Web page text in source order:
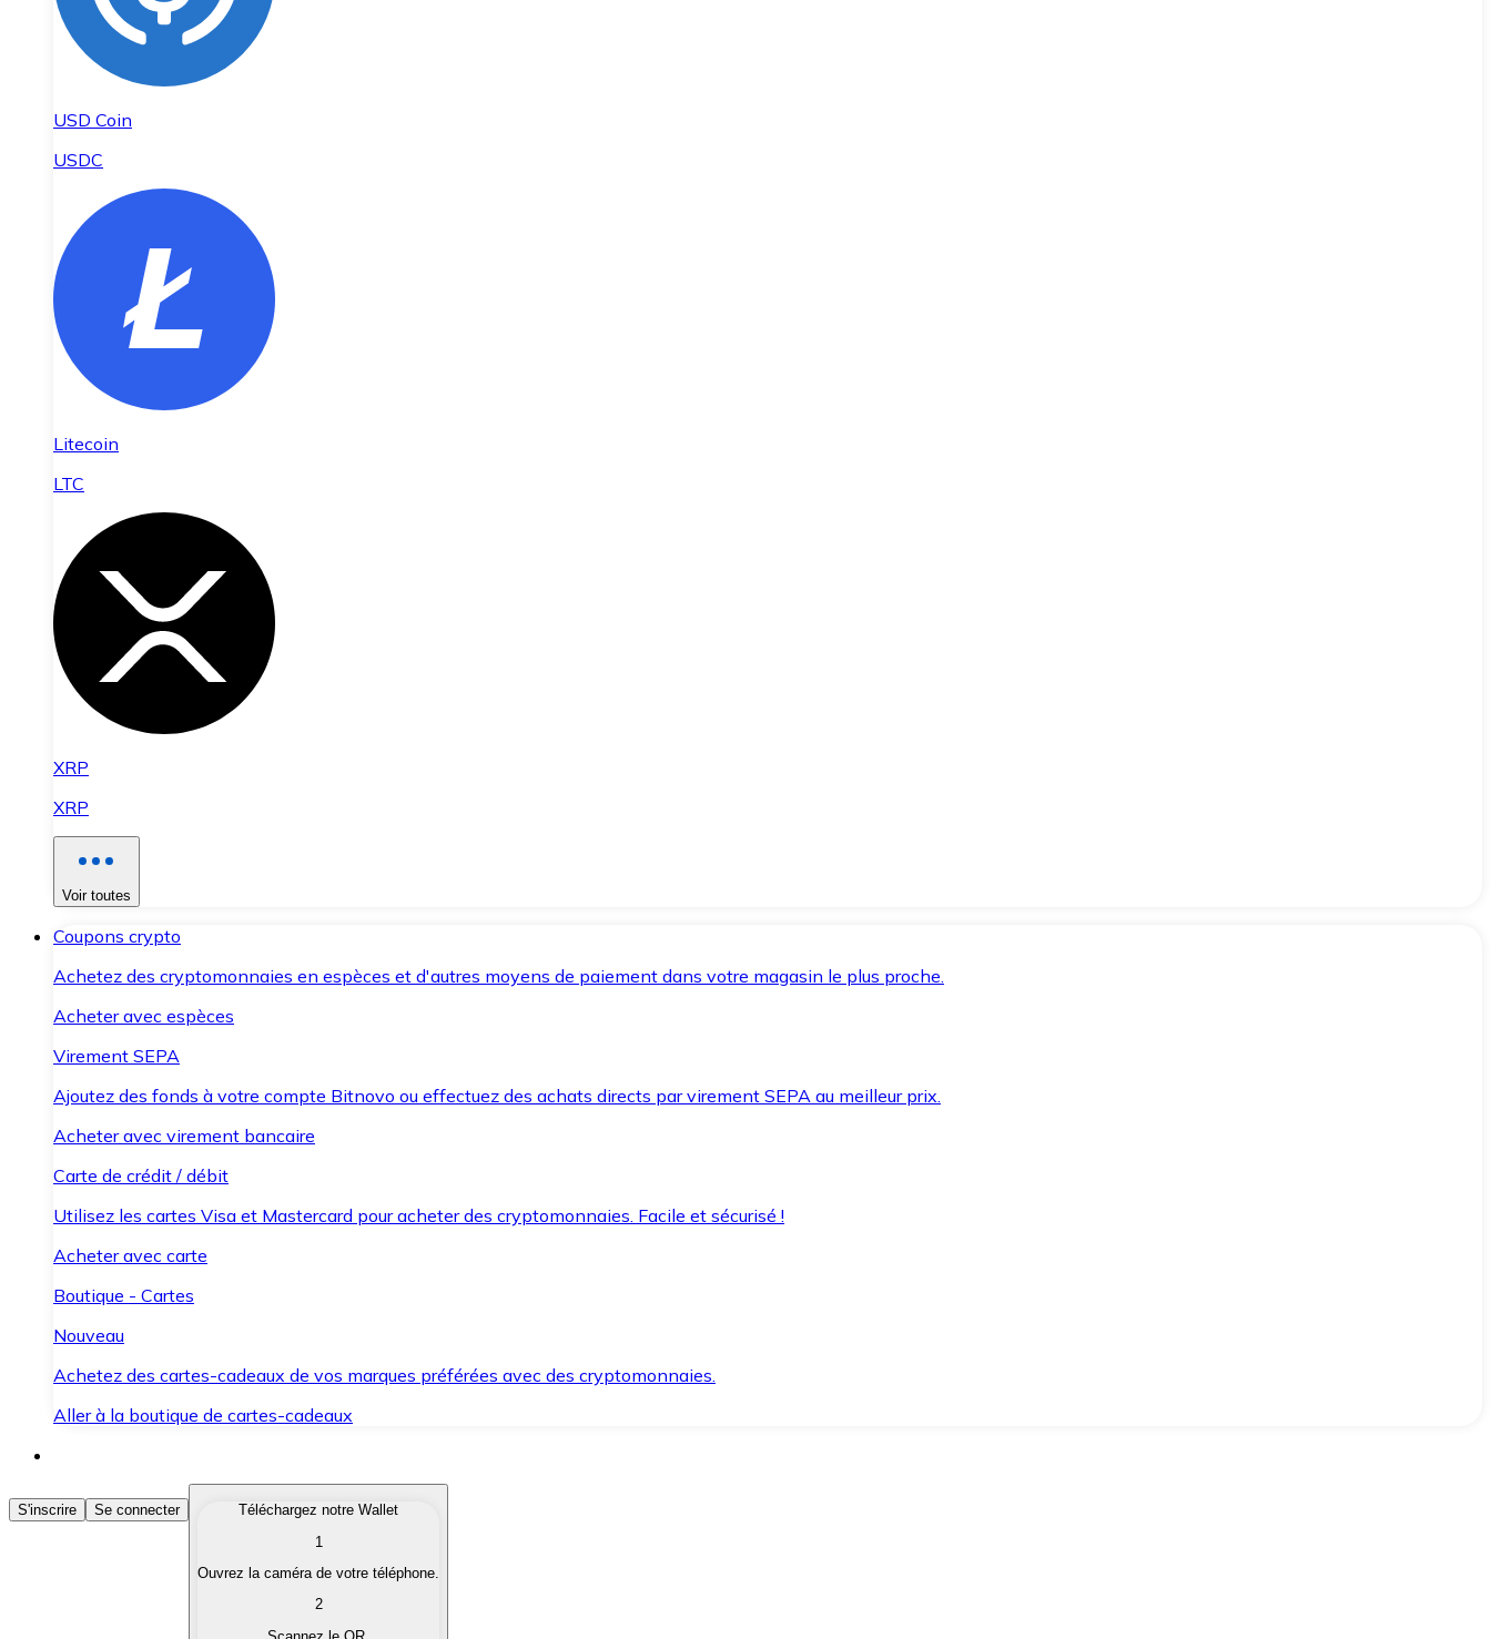
USD Coin
USDC
Litecoin
LTC
XRP
XRP
Voir toutes
Coupons crypto
Achetez des cryptomonnaies en espèces et d'autres moyens de paiement dans votre magasin le plus proche.
Acheter avec espèces
Virement SEPA
Ajoutez des fonds à votre compte Bitnovo ou effectuez des achats directs par virement SEPA au meilleur prix.
Acheter avec virement bancaire
Carte de crédit / débit
Utilisez les cartes Visa et Mastercard pour acheter des cryptomonnaies. Facile et sécurisé !
Acheter avec carte
Boutique - Cartes
Nouveau
Achetez des cartes-cadeaux de vos marques préférées avec des cryptomonnaies.
Aller à la boutique de cartes-cadeaux
Acheter des Cryptomonnaies
Achetez les cryptomonnaies qui vous intéressent rapidement et en toute sécurité.
Convertissez vos cryptomonnaies en monnaie fiduciaire lorsque vous en avez besoin.
S'inscrire Se connecter
Téléchargez notre Wallet
1
Ouvrez la caméra de votre téléphone.
2